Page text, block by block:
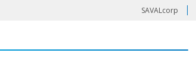
SAVALcorp